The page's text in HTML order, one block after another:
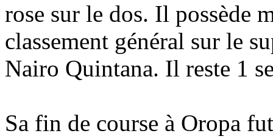
rose sur le dos. Il possède
classement général sur le
Nairo Quintana. Il reste 1
Sa fin de course à Oropa